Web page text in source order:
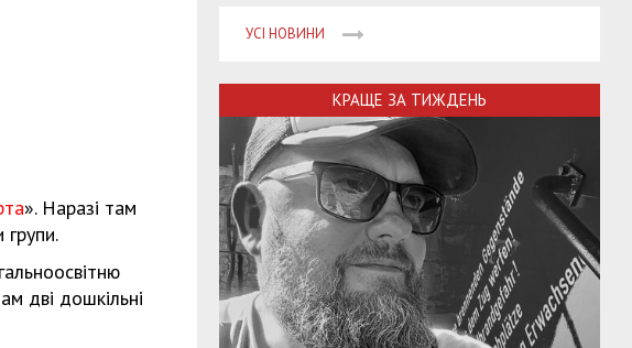
». Наразі там
дві дошкільні
УСІ НОВИНИ
КРАЩЕ ЗА ТИЖДЕНЬ